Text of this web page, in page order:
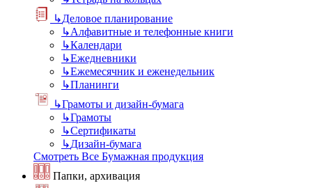
↳Деловое планирование
↳Алфавитные и телефонные книги
↳Календари
↳Ежедневники
↳Ежемесячник и еженедельник
↳Планинги
↳Грамоты и дизайн-бумага
↳Грамоты
↳Сертификаты
↳Дизайн-бумага
Смотреть Все Бумажная продукция
Папки, архивация